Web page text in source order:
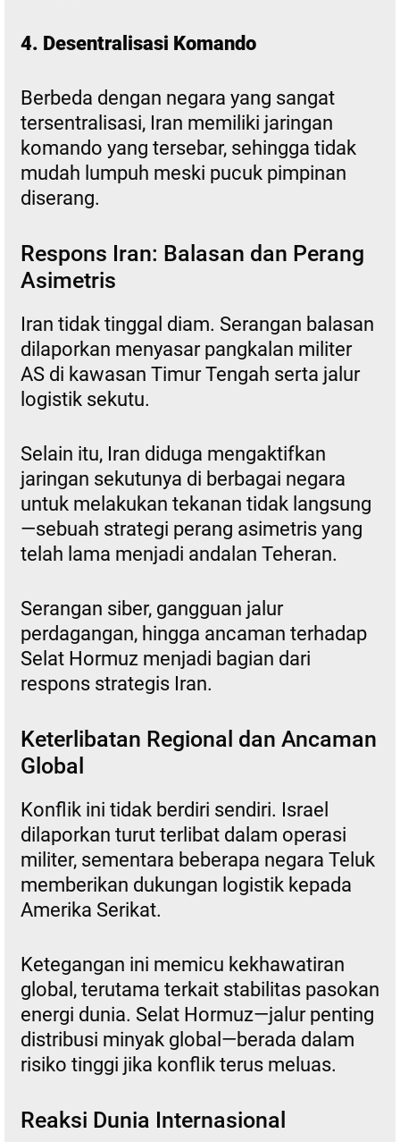
4. Desentralisasi Komando
Berbeda dengan negara yang sangat
tersentralisasi, Iran memiliki jaringan
komando yang tersebar, sehingga tidak
mudah lumpuh meski pucuk pimpinan
diserang.
Respons Iran: Balasan dan Perang
Asimetris
Iran tidak tinggal diam. Serangan balasan
dilaporkan menyasar pangkalan militer
AS di kawasan Timur Tengah serta jalur
logistik sekutu.
Selain itu, Iran diduga mengaktifkan
jaringan sekutunya di berbagai negara
untuk melakukan tekanan tidak langsung
—sebuah strategi perang asimetris yang
telah lama menjadi andalan Teheran.
Serangan siber, gangguan jalur
perdagangan, hingga ancaman terhadap
Selat Hormuz menjadi bagian dari
respons strategis Iran.
Keterlibatan Regional dan Ancaman
Global
Konflik ini tidak berdiri sendiri. Israel
dilaporkan turut terlibat dalam operasi
militer, sementara beberapa negara Teluk
memberikan dukungan logistik kepada
Amerika Serikat.
Ketegangan ini memicu kekhawatiran
global, terutama terkait stabilitas pasokan
energi dunia. Selat Hormuz—jalur penting
distribusi minyak global—berada dalam
risiko tinggi jika konflik terus meluas.
Reaksi Dunia Internasional